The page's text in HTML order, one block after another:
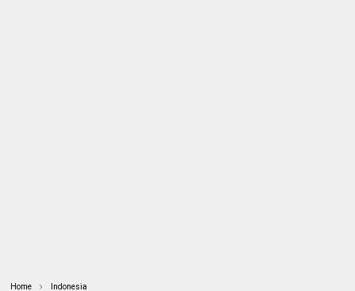
Home Indonesia